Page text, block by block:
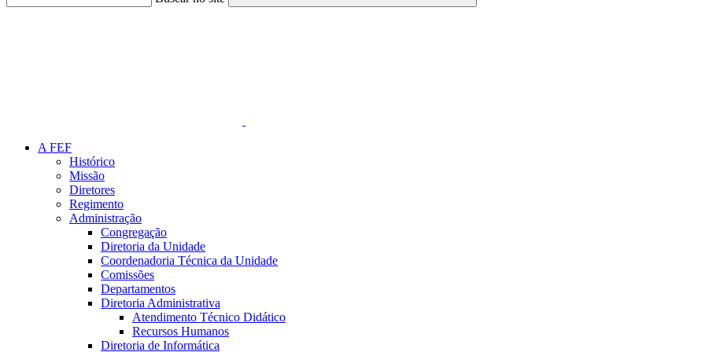
Buscar
A FEF
Histórico
Missão
Diretores
Regimento
Administração
Congregação
Diretoria da Unidade
Coordenadoria Técnica da Unidade
Comissões
Departamentos
Diretoria Administrativa
Atendimento Técnico Didático
Recursos Humanos
Diretoria de Informática